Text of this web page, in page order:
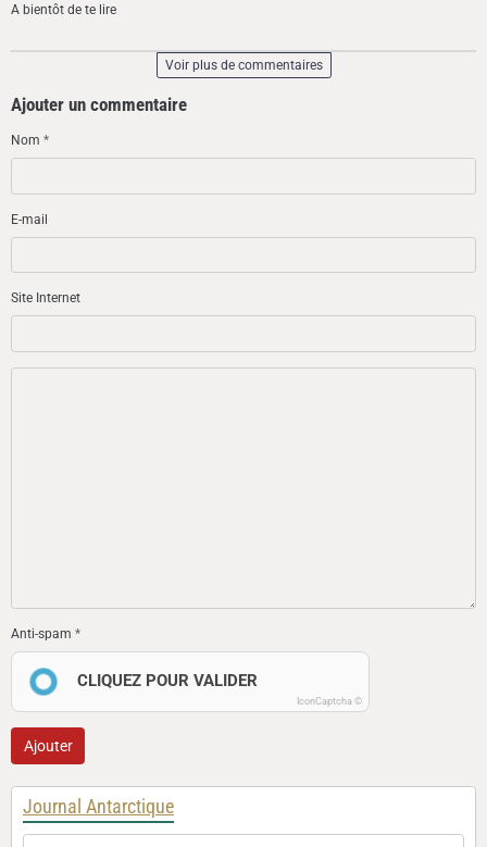
A bientôt de te lire
Voir plus de commentaires
Ajouter un commentaire
Nom
E-mail
Site Internet
Anti-spam
CLIQUEZ POUR VALIDER
IconCaptcha ©
Ajouter
Journal Antarctique